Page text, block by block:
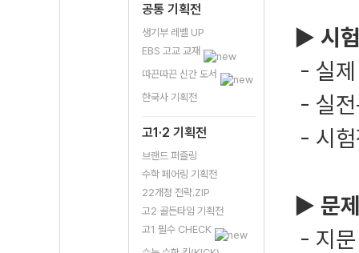
공통 기획전
생기부 레벨 UP
EBS 고교 교재
따끈따끈 신간 도서
한국사 기획전
고1·2 기획전
브랜드 퍼즐링
수학 페어링 기획전
22개정 전략.ZIP
고2 골든타임 기획전
고1 필수 CHECK
▶ 시
- 실
- 실
- 시
▶ 문
- 지